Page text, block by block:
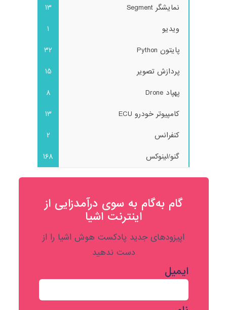
نمایشگر Segment
13
ویدیو
1
پایتون Python
32
پردازش تصویر
15
پهپاد Drone
8
کامپیوتر خودرو ECU
13
کنفرانس
2
گنو/لینوکس
168
گام به‌گام به‌ سوی درآمدزایی از
اینترنت اشیا
اپیزودهای جدید پادکست هوش اشیا را از
دست ندهید
ایمیل